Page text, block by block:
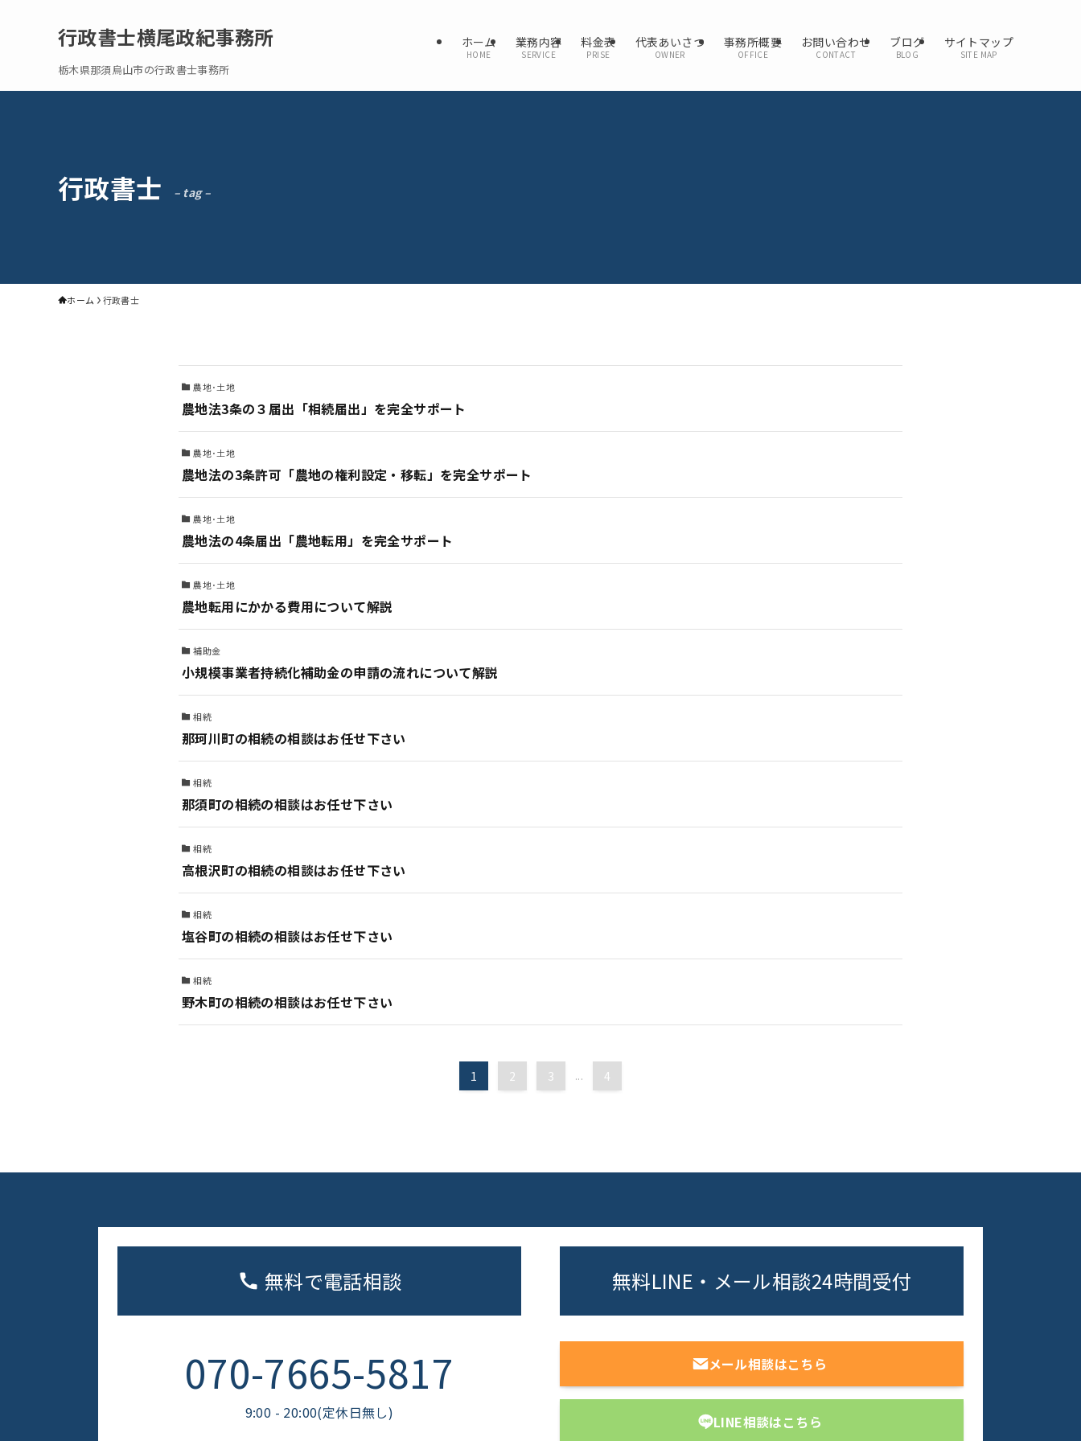
行政書士横尾政紀事務所
栃木県那須烏山市の行政書士事務所
ホーム
HOME
業務内容
SERVICE
料金表
PRISE
代表あいさつ
OWNER
事務所概要
OFFICE
お問い合わせ
CONTACT
ブログ
BLOG
サイトマップ
SITE MAP
行政書士 – tag –
ホーム 行政書士
農地･土地
農地法3条の３届出「相続届出」を完全サポート
農地･土地
農地法の3条許可「農地の権利設定・移転」を完全サポート
農地･土地
農地法の4条届出「農地転用」を完全サポート
農地･土地
農地転用にかかる費用について解説
補助金
小規模事業者持続化補助金の申請の流れについて解説
相続
那珂川町の相続の相談はお任せ下さい
相続
那須町の相続の相談はお任せ下さい
相続
高根沢町の相続の相談はお任せ下さい
相続
塩谷町の相続の相談はお任せ下さい
相続
野木町の相続の相談はお任せ下さい
1 2 3 ... 4
無料で電話相談
070-7665-5817
9:00 - 20:00(定休日無し)
無料LINE・メール相談24時間受付
メール相談はこちら
LINE相談はこちら